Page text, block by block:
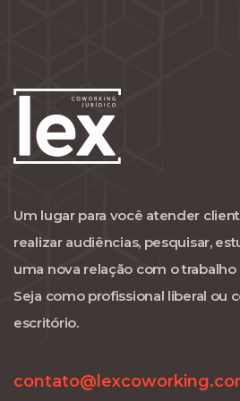
Um lugar para você atender
realizar audiências, pesquisar,
uma nova relação com o
Seja como profissional liberal ou
escritório.